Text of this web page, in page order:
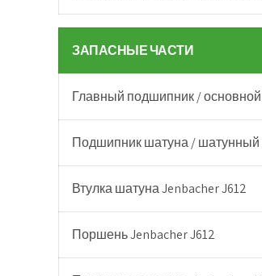
ЗАПАСНЫЕ ЧАСТИ
Главный подшипник /
Подшипник шатуна / шатунный
Втулка шатуна Jenbacher J612
Поршень Jenbacher J612